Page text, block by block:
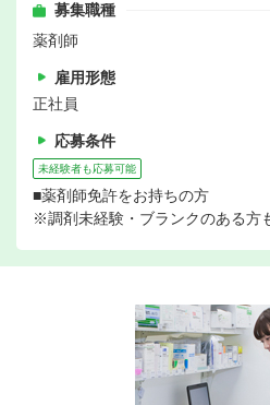
募集職種
薬剤師
雇用形態
正社員
応募条件
未経験者も応募可能
■薬剤師免許をお持ちの方
※調剤未経験・ブランクのある方